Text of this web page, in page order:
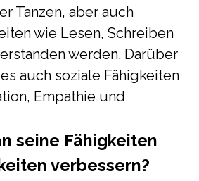
Tanzen, aber auch
wie Lesen, Schreiben
werden. Darüber
auch soziale Fähigkeiten
Empathie und
seine Fähigkeiten
verbessern?